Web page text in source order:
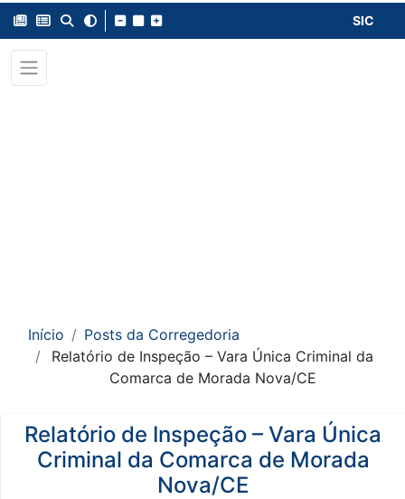
SIC
Início
Posts da Corregedoria
Relatório de Inspeção – Vara Única Criminal da
Comarca de Morada Nova/CE
Relatório de Inspeção – Vara Única
Criminal da Comarca de Morada
Nova/CE